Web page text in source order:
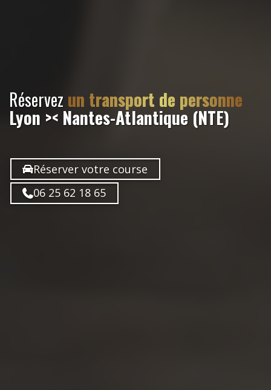
Réservez un transport de personne
Lyon >< Nantes-Atlantique (NTE)
Réserver votre course
06 25 62 18 65